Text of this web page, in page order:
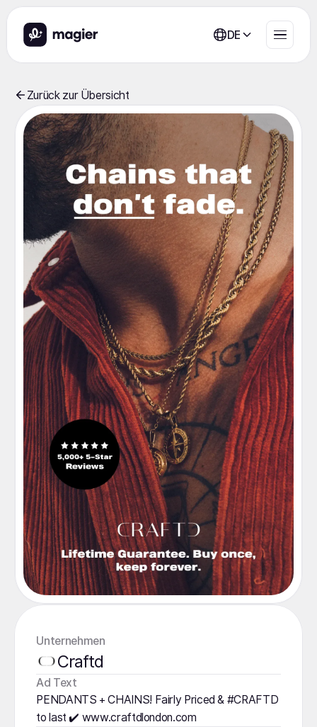
DE
Zurück zur Übersicht
Unternehmen
Craftd
️Ad Text
PENDANTS + CHAINS! Fairly Priced & #CRAFTD
to last ✔️ www.craftdlondon.com